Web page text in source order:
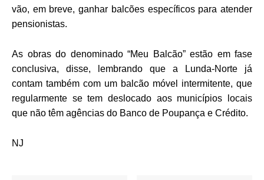
vão, em breve, ganhar balcões específicos para atender
pensionistas.
As obras do denominado “Meu Balcão” estão em fase
conclusiva, disse, lembrando que a Lunda-Norte já
contam também com um balcão móvel intermitente, que
regularmente se tem deslocado aos municípios locais
que não têm agências do Banco de Poupança e Crédito.
NJ